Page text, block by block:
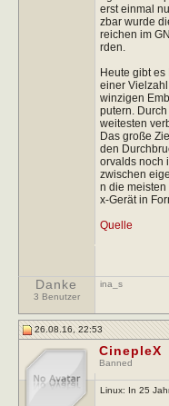
erst einmal
zbar wurde
reichen im
rden.
Heute gibt
einer
winzigen
putern.
weitesten
Das große
den
orvalds noch
zwischen
n die
x-Gerät in
Quelle
Danke
3 Benutzer
ina_s
26.08.16, 22:53
CinepleX
Banned
Linux: In 25